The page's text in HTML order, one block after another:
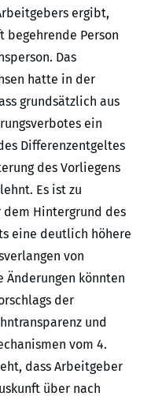
ergibt,
begehrende Person
Das
hatte in der
grundsätzlich aus
ein
Differenzentgeltes
des Vorliegens
Es ist zu
dem Hintergrund des
eine deutlich höhere
von
könnten
der
und
vom 4.
dass Arbeitgeber
über nach